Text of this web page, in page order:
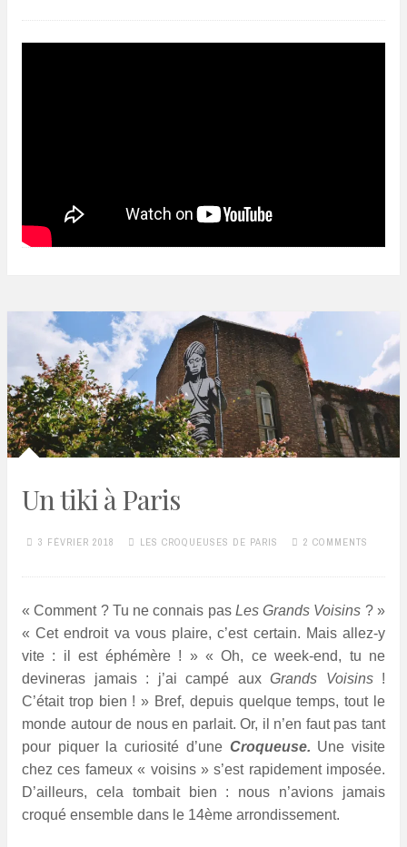
Un tiki à Paris
3 FÉVRIER 2018 LES CROQUEUSES DE PARIS 2 COMMENTS
« Comment ? Tu ne connais pas Les Grands Voisins ? »
« Cet endroit va vous plaire, c’est certain. Mais allez-y
vite : il est éphémère ! » « Oh, ce week-end, tu ne
devineras jamais : j’ai campé aux Grands Voisins !
C’était trop bien ! » Bref, depuis quelque temps, tout le
monde autour de nous en parlait. Or, il n’en faut pas tant
pour piquer la curiosité d’une Croqueuse. Une visite
chez ces fameux « voisins » s’est rapidement imposée.
D’ailleurs, cela tombait bien : nous n’avions jamais
croqué ensemble dans le 14ème arrondissement.